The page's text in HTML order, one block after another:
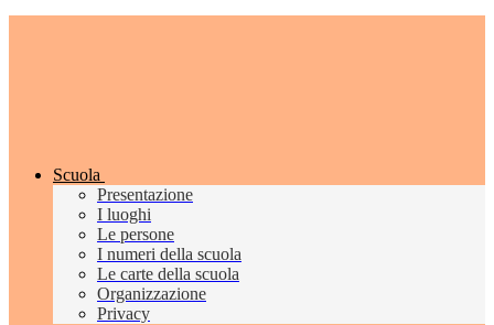
Scuola
Presentazione
I luoghi
Le persone
I numeri della scuola
Le carte della scuola
Organizzazione
Privacy